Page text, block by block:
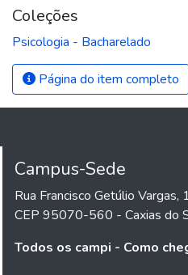
Coleções
Psicologia - Bacharelado
Página do item completo
Campus-Sede
Rua Francisco Getúlio Vargas,
CEP 95070-560 - Caxias do
Todos os campi - Como